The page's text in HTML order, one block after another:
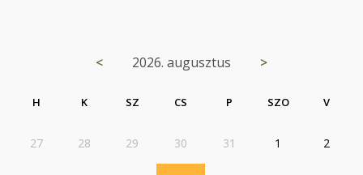
< 2026. augusztus >
H K SZ CS P SZO V
27 28 29 30 31 1 2